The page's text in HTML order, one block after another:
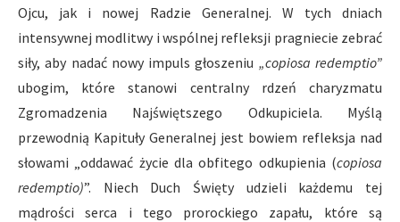
Ojcu, jak i nowej Radzie Generalnej. W tych dniach
intensywnej modlitwy i wspólnej refleksji pragniecie zebrać
siły, aby nadać nowy impuls głoszeniu „copiosa redemptio”
ubogim, które stanowi centralny rdzeń charyzmatu
Zgromadzenia Najświętszego Odkupiciela. Myślą
przewodnią Kapituły Generalnej jest bowiem refleksja nad
słowami „oddawać życie dla obfitego odkupienia (copiosa
redemptio)”. Niech Duch Święty udzieli każdemu tej
mądrości serca i tego prorockiego zapału, które są